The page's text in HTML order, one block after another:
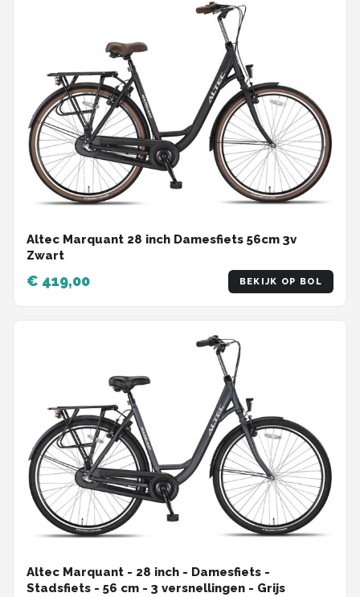
Altec Marquant 28 inch Damesfiets 56cm 3v
Zwart
€ 419,00 BEKIJK OP BOL
Altec Marquant - 28 inch - Damesfiets -
Stadsfiets - 56 cm - 3 versnellingen - Grijs